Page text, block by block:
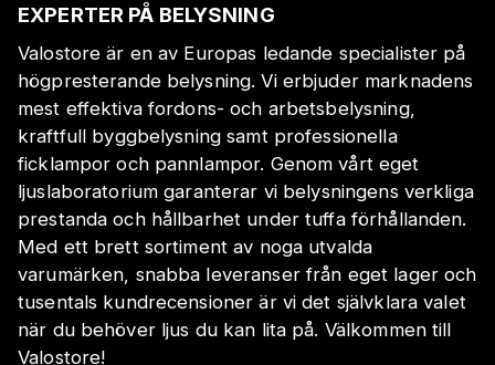
EXPERTER PÅ BELYSNING
Valostore är en av Europas ledande specialister på
högpresterande belysning. Vi erbjuder marknadens
mest effektiva fordons- och arbetsbelysning,
kraftfull byggbelysning samt professionella
ficklampor och pannlampor. Genom vårt eget
ljuslaboratorium garanterar vi belysningens verkliga
prestanda och hållbarhet under tuffa förhållanden.
Med ett brett sortiment av noga utvalda
varumärken, snabba leveranser från eget lager och
tusentals kundrecensioner är vi det självklara valet
när du behöver ljus du kan lita på. Välkommen till
Valostore!